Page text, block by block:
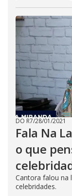
DO R7/28/01/2021
Fala Na
o que
Cantora falou na
celebridades.